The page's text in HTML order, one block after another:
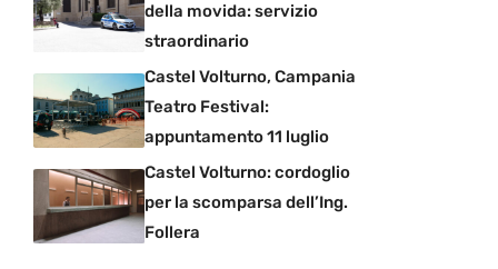
della movida: servizio
straordinario
Castel Volturno, Campania
Teatro Festival:
appuntamento 11 luglio
Castel Volturno: cordoglio
per la scomparsa dell’Ing.
Follera